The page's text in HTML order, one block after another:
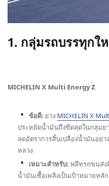
1. กลุ่มรถบรรทุกใ
MICHELIN X Multi Energy Z
ข้อดี: ยาง MICHELIN X
ประหยัดน้ำมันถึงขีดสุดในกลุ่มย
ลดอัตราการสิ้นเปลืองน้ำมันอย่า
หลวง
เหมาะสำหรับ: ฟลีทรถขนส่ง
น้ำมันเชื้อเพลิงเป็นเป้าหมายหลัก